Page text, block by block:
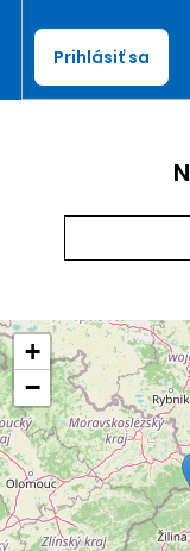
Prihlásiť sa
+
−